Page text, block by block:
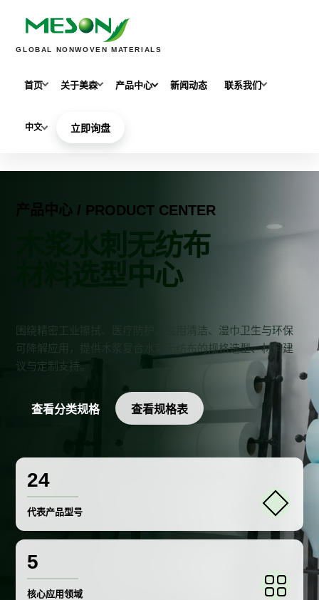
GLOBAL NONWOVEN MATERIALS
首页 关于美森 产品中心 新闻动态 联系我们
中文 立即询盘
产品中心 / PRODUCT CENTER
木浆水刺无纺布
材料选型中心
围绕精密工业擦拭、医疗防护、民用清洁、湿巾卫生与环保
可降解应用，提供木浆复合水刺无纺布的规格选型、材料建
议与定制支持。
查看分类规格 查看规格表
24
代表产品型号
5
核心应用领域